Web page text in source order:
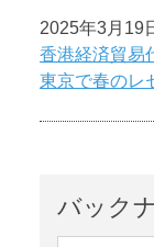
バック
2025年3月19
香港経済貿易
東京で春のレ